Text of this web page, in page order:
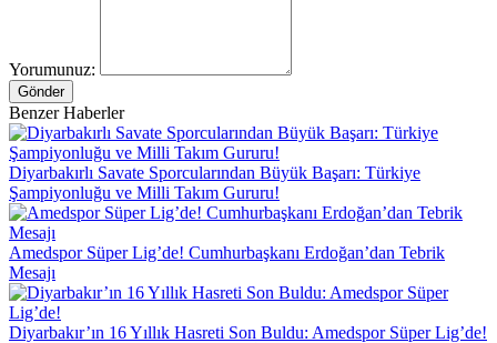
Yorumunuz:
Gönder
Benzer Haberler
Diyarbakırlı Savate Sporcularından Büyük Başarı: Türkiye
Şampiyonluğu ve Milli Takım Gururu!
Amedspor Süper Lig’de! Cumhurbaşkanı Erdoğan’dan Tebrik
Mesajı
Diyarbakır’ın 16 Yıllık Hasreti Son Buldu: Amedspor Süper Lig’de!